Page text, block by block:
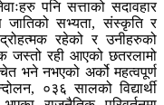
पनि सत्ताको सदावहार
जातिको सभ्यता, संस्कृति र
रहेको र उनीहरुको
जस्तो रही आएको छतरलामो
भने नभएको अर्को महत्वपूर्ण
०३६ सालको विद्यार्थी